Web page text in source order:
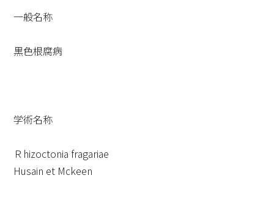
一般名称
黒色根腐病
学術名称
Ｒhizoctonia fragariae
Husain et Mckeen